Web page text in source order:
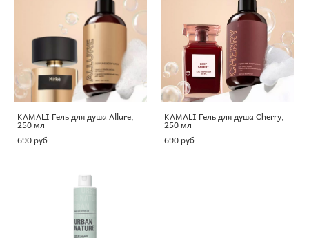
KAMALI Гель для душа Allure,
250 мл
690 pуб.
KAMALI Гель для душа Cherry,
250 мл
690 pуб.